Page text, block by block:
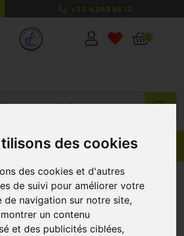
des cookies
des cookies et d'autres
de suivi pour améliorer votre
de navigation sur notre site,
un contenu
et des publicités ciblées,
+32 4 263 56 12
MaPharmacie.be ma santé, mes
0
Produits
Med Réducteurs De
21 Patches